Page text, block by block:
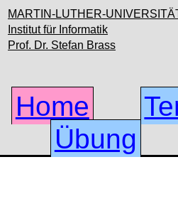
MARTIN-LUTHER-
Institut für Informatik
Prof. Dr. Stefan Brass
Home
Übung